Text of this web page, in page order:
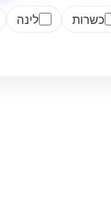
כשרות לינה